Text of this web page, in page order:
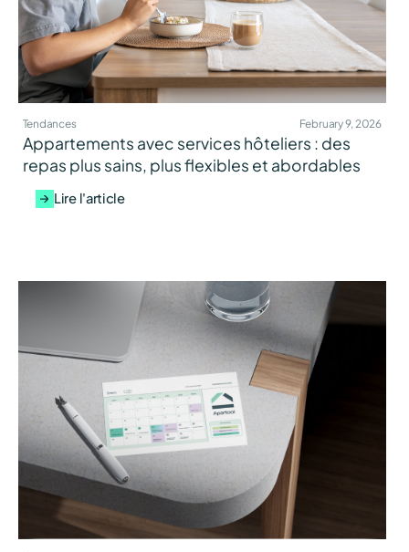
Tendances February 9, 2026
Appartements avec services hôteliers : des
repas plus sains, plus flexibles et abordables
Lire l'article